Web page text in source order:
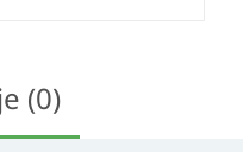
(0)